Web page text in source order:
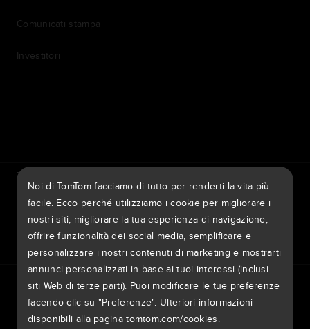
Comunicati stampa
Investitori
TomTom Traffic Index
TomTom Move PortalTomTom Suppliers
België | Nederlands
Belgique | Français
Informativa sulla privacyInformazioni legali
Uso dei dati personaliCookieSegnala vulnerabilità
Segnala un aggiornamento delle mappeImpressum
Noi di TomTom facciamo di tutto per renderti la vita più
facile. Ecco perché utilizziamo i cookie per migliorare i
nostri siti, migliorare la tua esperienza di navigazione,
offrire funzionalità dei social media, semplificare e
personalizzare i nostri contenuti di marketing e mostrarti
annunci personalizzati in base ai tuoi interessi (inclusi
siti Web di terze parti). Puoi modificare le tue preferenze
facendo clic su "Preferenze". Ulteriori informazioni
disponibili alla paginatomtom.com/cookies.